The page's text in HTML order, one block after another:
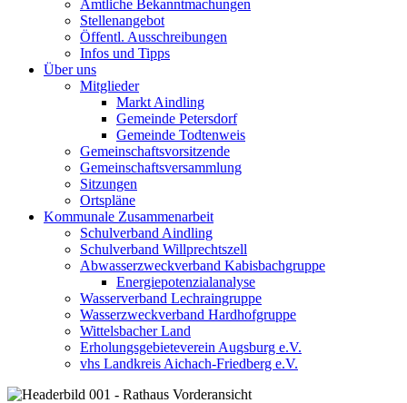
Amtliche Bekanntmachungen
Stellenangebot
Öffentl. Ausschreibungen
Infos und Tipps
Über uns
Mitglieder
Markt Aindling
Gemeinde Petersdorf
Gemeinde Todtenweis
Gemeinschaftsvorsitzende
Gemeinschaftsversammlung
Sitzungen
Ortspläne
Kommunale Zusammenarbeit
Schulverband Aindling
Schulverband Willprechtszell
Abwasserzweckverband Kabisbachgruppe
Energiepotenzialanalyse
Wasserverband Lechraingruppe
Wasserzweckverband Hardhofgruppe
Wittelsbacher Land
Erholungsgebieteverein Augsburg e.V.
vhs Landkreis Aichach-Friedberg e.V.